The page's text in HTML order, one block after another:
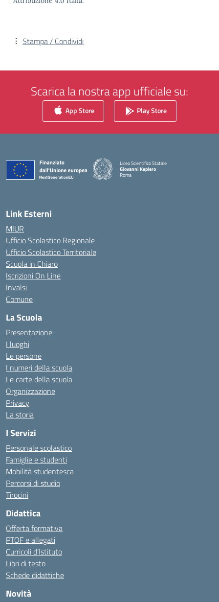
Stampa / Condividi
Scarica la nostra app ufficiale su:
App Store Play Store
Liceo Scientifico Statale
Giovanni Keplero
Roma
Link Esterni
MIUR
Ufficio Scolastico Regionale
Ufficio Scolastico Territoriale
Scuola in Chiaro
Iscrizioni On Line
Invalsi
Comune
La Scuola
Presentazione
I luoghi
Le persone
I numeri della scuola
Le carte della scuola
Organizzazione
Privacy
La storia
I Servizi
Personale scolastico
Famiglie e studenti
Mobilità studentesca
Percorsi di studio
Tirocini
Didattica
Offerta formativa
PTOF e allegati
Curricoli d’Istituto
Libri di testo
Schede didattiche
Novità